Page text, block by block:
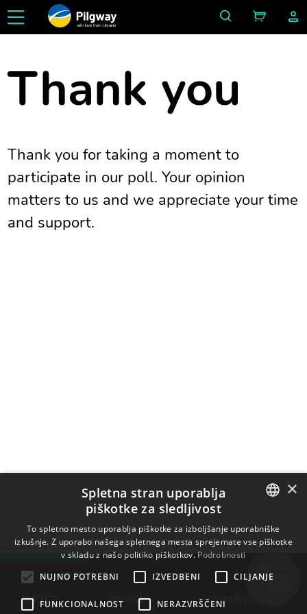
with love from Ukraine
Thank you
Thank you for taking a moment to
participate in our poll. Your opinion
matters to us and we appreciate your time
and support.
KONTAKTI TRGOVINA POGOJI UPORABE
ENGLISH
BULGARIAN
CROATIAN
×
Spletna stran uporablja
piškotke za sledljivost
To spletno mesto uporablja piškotke za izboljšanje uporabniške
izkušnje. Z uporabo našega spletnega mesta sprejemate vse piškotke
v skladu z našo politiko piškotkov. Podrobnosti
NUJNO POTREBNI
IZVEDBENI CILJANJE
FUNKCIONALNOST NERAZVRŠČENI